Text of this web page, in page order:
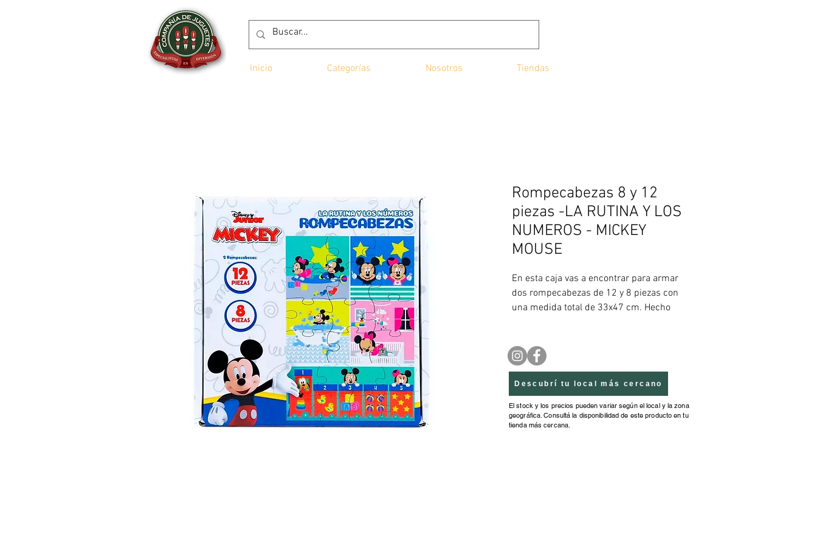
Inicio Categorías Nosotros Tiendas
Rompecabezas 8 y 12
piezas -LA RUTINA Y LOS
NUMEROS - MICKEY
MOUSE
En esta caja vas a encontrar para armar
dos rompecabezas de 12 y 8 piezas con
una medida total de 33x47 cm. Hecho
Descubrí tu local más cercano
El stock y los precios pueden variar según el local y la zona
geográfica. Consultá la disponibilidad de este producto en tu
tienda más cercana.